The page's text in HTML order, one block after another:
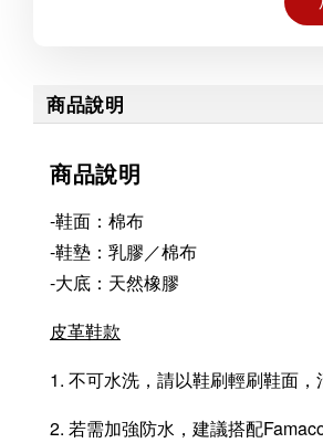
商品說明
商品說明
-鞋面：棉布
-鞋墊：乳膠／棉布
-大底：天然橡膠
皮革鞋款
1. 不可水洗，請以鞋刷輕刷鞋面，
2. 若需加強防水，建議搭配